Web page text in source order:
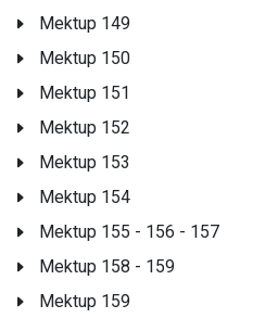
Mektup 149
Mektup 150
Mektup 151
Mektup 152
Mektup 153
Mektup 154
Mektup 155 - 156 - 157
Mektup 158 - 159
Mektup 159